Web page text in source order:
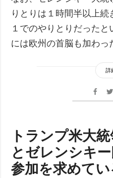
りとりは１時間半以上
１でのやりとりだった
には欧州の首脳も加わっ
詳
トランプ米大
とゼレンシキ
参加を求めて